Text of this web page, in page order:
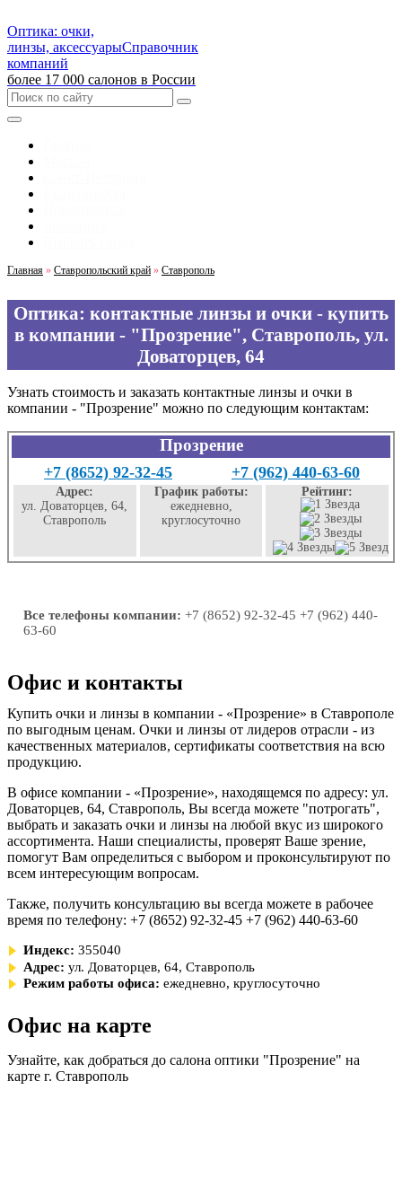
Оптика: очки,
линзы, аксессуарыСправочник
компаний
более 17 000 салонов в России
Главная » Ставропольский край » Ставрополь
Оптика: контактные линзы и очки - купить
в компании - "Прозрение", Ставрополь, ул.
Доваторцев, 64
Узнать стоимость и заказать контактные линзы и очки в
компании - "Прозрение" можно по следующим контактам:
Прозрение
+7 (8652) 92-32-45 +7 (962) 440-63-60
Адрес:
ул. Доваторцев, 64,
Ставрополь
График работы:
ежедневно,
круглосуточно
Рейтинг:
Все телефоны компании: +7 (8652) 92-32-45 +7 (962) 440-
63-60
Офис и контакты
Купить очки и линзы в компании - «Прозрение» в Ставрополе
по выгодным ценам. Очки и линзы от лидеров отрасли - из
качественных материалов, сертификаты соответствия на всю
продукцию.
В офисе компании - «Прозрение», находящемся по адресу: ул.
Доваторцев, 64, Ставрополь, Вы всегда можете "потрогать",
выбрать и заказать очки и линзы на любой вкус из широкого
ассортимента. Наши специалисты, проверят Ваше зрение,
помогут Вам определиться с выбором и проконсультируют по
всем интересующим вопросам.
Также, получить консультацию вы всегда можете в рабочее
время по телефону: +7 (8652) 92-32-45 +7 (962) 440-63-60
Индекс: 355040
Адрес: ул. Доваторцев, 64, Ставрополь
Режим работы офиса: ежедневно, круглосуточно
Офис на карте
Узнайте, как добраться до салона оптики "Прозрение" на
карте г. Ставрополь